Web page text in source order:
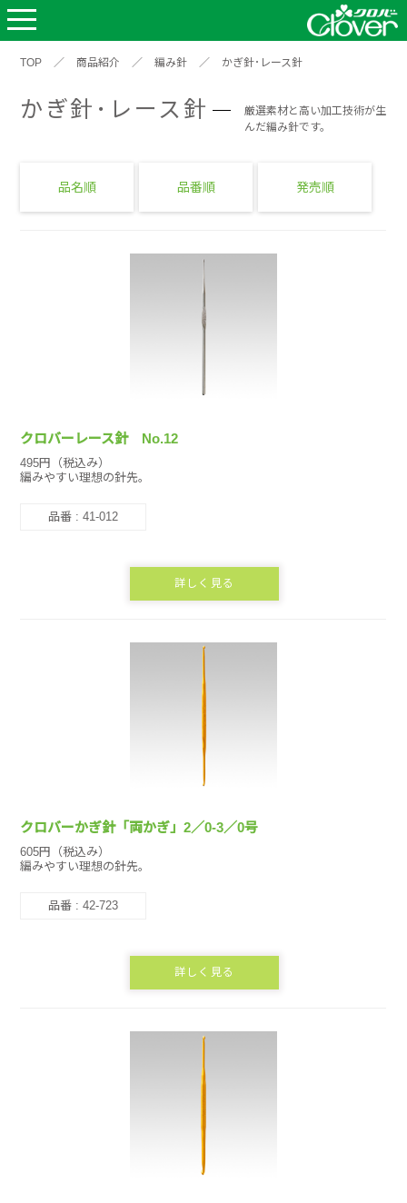
TOP ／ 商品紹介 ／ 編み針 ／ かぎ針･レース針
かぎ針･レース針
厳選素材と高い加工技術が生
んだ編み針です。
品名順 品番順 発売順
クロバーレース針 No.12
495円（税込み）
編みやすい理想の針先。
品番 : 41-012
詳しく見る
クロバーかぎ針「両かぎ」2／0-3／0号
605円（税込み）
編みやすい理想の針先。
品番 : 42-723
詳しく見る